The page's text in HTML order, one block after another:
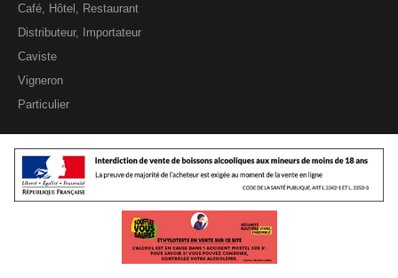
Café, Hôtel, Restaurant
Distributeur, Importateur
Caviste
Vigneron
Particulier